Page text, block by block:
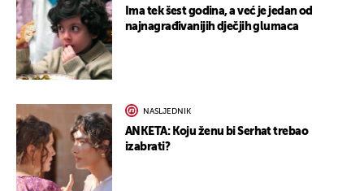
Ima tek šest godina, a već je jedan od
najnagrađivanijih dječjih glumaca
NASLJEDNIK
ANKETA: Koju ženu bi Serhat trebao
izabrati?